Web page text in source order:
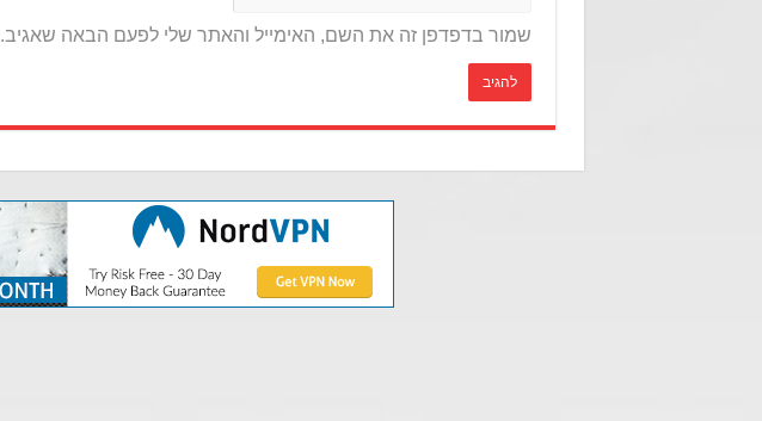
שמור בדפדפן זה את השם, האימייל והאתר שלי לפעם הבאה שאגיב.